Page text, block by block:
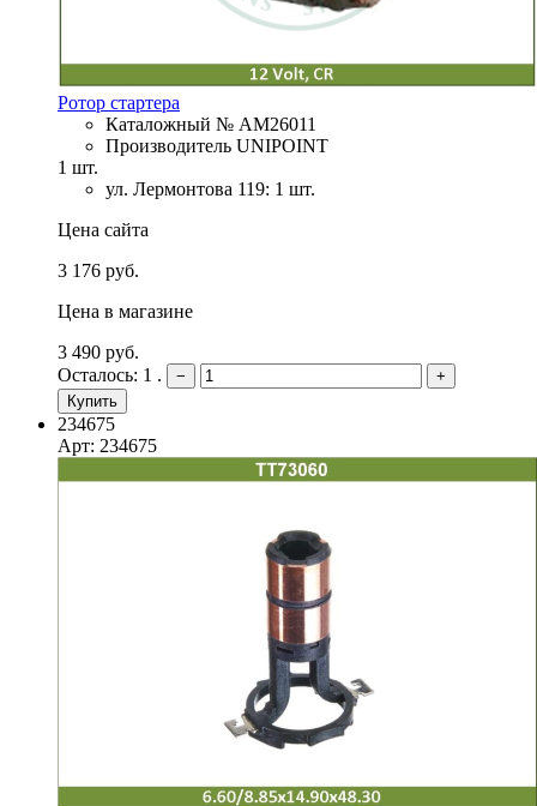
Ротор стартера
Каталожный № AM26011
Производитель UNIPOINT
1 шт.
ул. Лермонтова 119: 1 шт.
Цена сайта
3 176 руб.
Цена в магазине
3 490 руб.
Осталось: 1 .
−
+
Купить
234675
Арт: 234675